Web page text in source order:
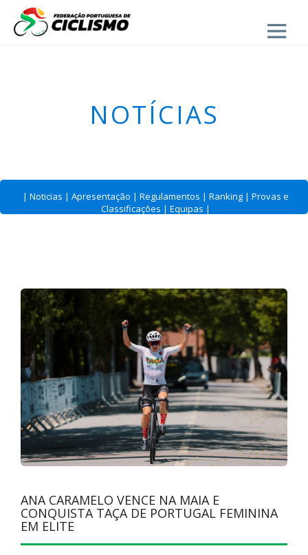
Close
- Estrada
NOTÍCIAS
| Noticias | Apresentação | Regulamentos | Ranking | Provas e
Classificações | Equipas |
ANA CARAMELO VENCE NA MAIA E
CONQUISTA TAÇA DE PORTUGAL FEMININA
EM ELITE